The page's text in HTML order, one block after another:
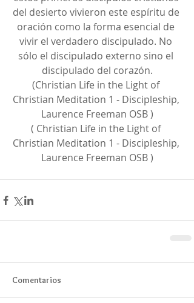
del desierto vivieron este espíritu de
oración como la forma esencial de
vivir el verdadero discipulado. No
sólo el discipulado externo sino el
discipulado del corazón.
(Christian Life in the Light of
Christian Meditation 1 - Discipleship,
Laurence Freeman OSB )
( Christian Life in the Light of
Christian Meditation 1 - Discipleship,
Laurence Freeman OSB )
Comentarios